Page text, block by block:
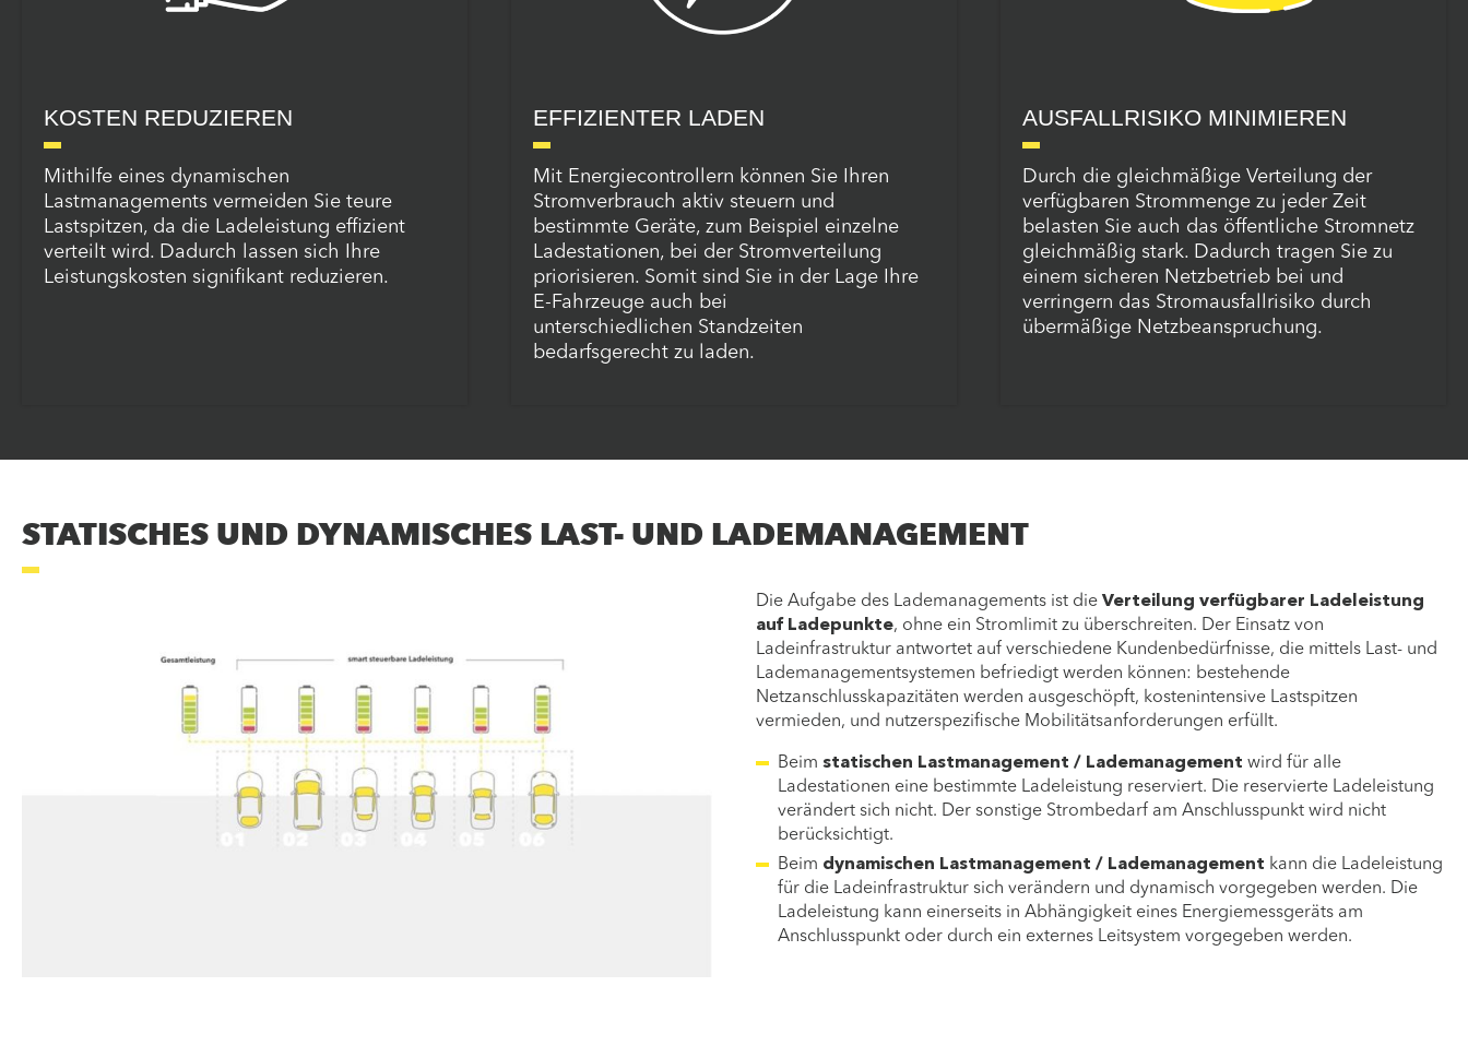
KOSTEN REDUZIEREN
Mithilfe eines dynamischen
Lastmanagements vermeiden Sie teure
Lastspitzen, da die Ladeleistung effizient
verteilt wird. Dadurch lassen sich Ihre
Leistungskosten signifikant reduzieren.
EFFIZIENTER LADEN
Mit Energiecontrollern können Sie Ihren
Stromverbrauch aktiv steuern und
bestimmte Geräte, zum Beispiel einzelne
Ladestationen, bei der Stromverteilung
priorisieren. Somit sind Sie in der Lage Ihre
E-Fahrzeuge auch bei
unterschiedlichen Standzeiten
bedarfsgerecht zu laden.
AUSFALLRISIKO MINIMIEREN
Durch die gleichmäßige Verteilung der
verfügbaren Strommenge zu jeder Zeit
belasten Sie auch das öffentliche Stromnetz
gleichmäßig stark. Dadurch tragen Sie zu
einem sicheren Netzbetrieb bei und
verringern das Stromausfallrisiko durch
übermäßige Netzbeanspruchung.
STATISCHES UND DYNAMISCHES LAST- UND LADEMANAGEMENT
Die Aufgabe des Lademanagements ist die Verteilung verfügbarer Ladeleistung
auf Ladepunkte, ohne ein Stromlimit zu überschreiten. Der Einsatz von
Ladeinfrastruktur antwortet auf verschiedene Kundenbedürfnisse, die mittels Last- und
Lademanagementsystemen befriedigt werden können: bestehende
Netzanschlusskapazitäten werden ausgeschöpft, kostenintensive Lastspitzen
vermieden, und nutzerspezifische Mobilitätsanforderungen erfüllt.
Beim statischen Lastmanagement / Lademanagement wird für alle
Ladestationen eine bestimmte Ladeleistung reserviert. Die reservierte Ladeleistung
verändert sich nicht. Der sonstige Strombedarf am Anschlusspunkt wird nicht
berücksichtigt.
Beim dynamischen Lastmanagement / Lademanagement kann die Ladeleistung
für die Ladeinfrastruktur sich verändern und dynamisch vorgegeben werden. Die
Ladeleistung kann einerseits in Abhängigkeit eines Energiemessgeräts am
Anschlusspunkt oder durch ein externes Leitsystem vorgegeben werden.